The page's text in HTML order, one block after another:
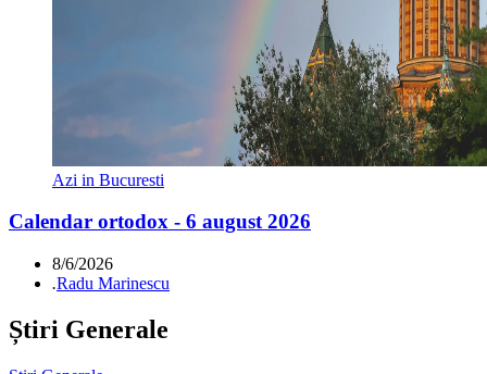
Azi in Bucuresti
Calendar ortodox - 6 august 2026
8/6/2026
.Radu Marinescu
Știri Generale